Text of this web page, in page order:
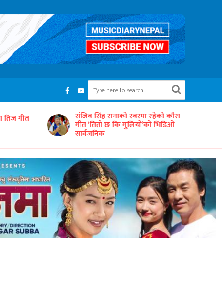
कौरा
भिडिओ ‘समयको धुनः अधुरो सारङ्गी’ छायाङ्कनको
तयारीमा